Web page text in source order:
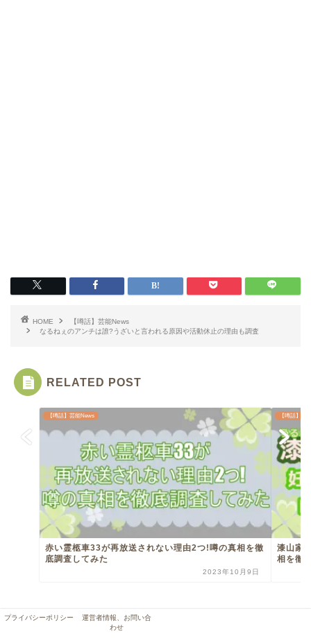
HOME
【噂話】芸能News
なるねぇのアンチは誰?うざいと言われる原因や活動休止の理由も調査
RELATED POST
【噂話】芸能News
赤い霊柩車33が再放送されない理由2つ!噂の真相を徹
底調査してみた
2023年10月9日
【噂話】芸
漆山家
相を徹
オラクルカードの絵柄一覧!!意味を読み
プライバシーポリシー
運営者情報、お問い合
わせ